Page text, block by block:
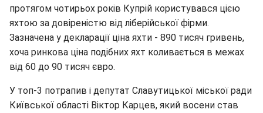
протягом чотирьох років Купрій користувався цією
яхтою за довіреністю від ліберійської фірми.
Зазначена у декларації ціна яхти - 890 тисяч гривень,
хоча ринкова ціна подібних яхт коливається в межах
від 60 до 90 тисяч євро.
У топ-3 потрапив і депутат Славутицької міської ради
Київської області Віктор Карцев, який восени став